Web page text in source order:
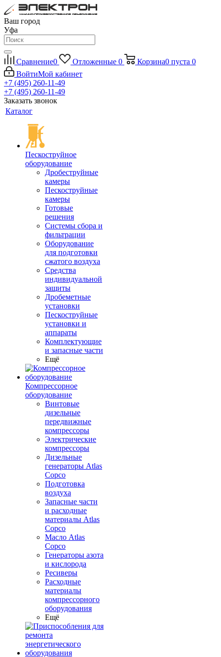
Ваш город
Уфа
Сравнение0 Отложенные 0 Корзина0 пуста 0
ВойтиМой кабинет
+7 (495) 260-11-49
+7 (495) 260-11-49
Заказать звонок
Каталог
Пескоструйное
оборудование
Дробеструйные
камеры
Пескоструйные
камеры
Готовые
решения
Системы сбора и
фильтрации
Оборудование
для подготовки
сжатого воздуха
Средства
индивидуальной
защиты
Дробеметные
установки
Пескоструйные
установки и
аппараты
Комплектующие
и запасные части
Ещё
Компрессорное
оборудование
Винтовые
дизельные
передвижные
компрессоры
Электрические
компрессоры
Дизельные
генераторы Atlas
Copco
Подготовка
воздуха
Запасные части
и расходные
материалы Atlas
Copco
Масло Atlas
Copco
Генераторы азота
и кислорода
Ресиверы
Расходные
материалы
компрессорного
оборудования
Ещё